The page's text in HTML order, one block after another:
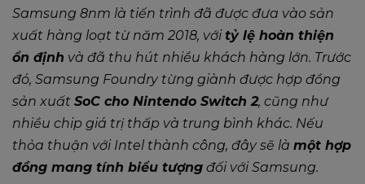
Samsung 8nm là tiến trình đã được đưa vào sản
xuất hàng loạt từ năm 2018, vớitỷ lệ hoàn thiện
ổn định và đã thu hút nhiều khách hàng lớn. Trước
đó, Samsung Foundry từng giành được hợp đồng
sản xuất SoC cho Nintendo Switch 2, cũng như
nhiều chip giá trị thấp và trung bình khác. Nếu
thỏa thuận với Intel thành công, đây sẽ là một hợp
đồng mang tính biểu tượng đối với Samsung.